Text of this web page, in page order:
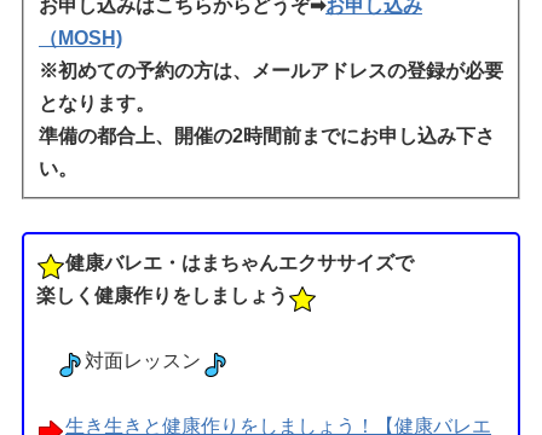
お申し込みはこちらからどうぞ➡お申し込み
（MOSH)
※初めての予約の方は、メールアドレスの登録が必要
となります。
準備の都合上、開催の2時間前までにお申し込み下さ
い。
健康バレエ・はまちゃんエクササイズで
楽しく健康作りをしましょう
対面レッスン
生き生きと健康作りをしましょう！【健康バレエ